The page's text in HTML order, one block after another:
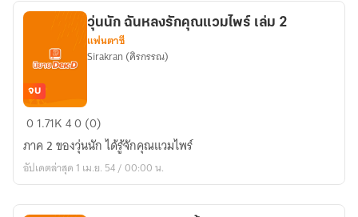
เล่ม
วุ่น
ฉัน
หลง
คุณ
จบ
วุ่นนัก ฉันหลงรักคุณแวมไพร์ เล่ม 2
แฟนตาซี
Sirakran (ศิรกรรณ)
01.71K40 (0)
ภาค 2 ของวุ่นนัก ได้รู้จักคุณแวมไพร์
อัปเดตล่าสุด 1 เม.ย. 54 / 00:00 น.